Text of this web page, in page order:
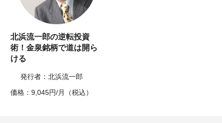
北浜流一郎の逆転投資
術！金泉銘柄で道は開ら
ける
発行者：北浜流一郎
価格：9,045円/月（税込）